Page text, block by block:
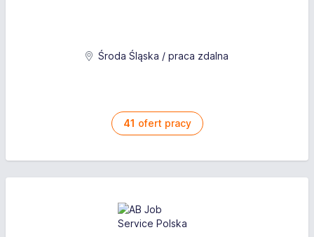
Środa Śląska / praca zdalna
41 ofert pracy